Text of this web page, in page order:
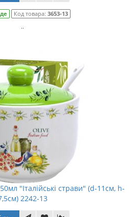
Код товара: 3653-13
..
"Італійські страви" (d-11см, h-
2242-13